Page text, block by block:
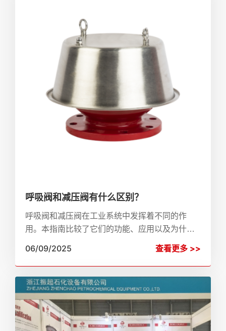
呼吸阀和减压阀有什么区别？
呼吸阀和减压阀在工业系统中发挥着不同的作
用。本指南比较了它们的功能、应用以及为什么
06/09/2025 查看更多 >>